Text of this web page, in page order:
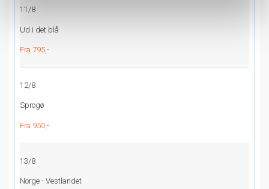
11/8
Ud i det blå
Fra 795,-
12/8
Sprogø
Fra 950,-
13/8
Norge - Vestlandet